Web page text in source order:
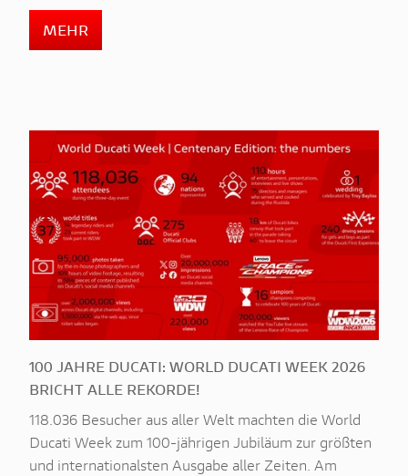
MEHR
100 JAHRE DUCATI: WORLD DUCATI WEEK 2026
BRICHT ALLE REKORDE!
118.036 Besucher aus aller Welt machten die World
Ducati Week zum 100-jährigen Jubiläum zur größten
und internationalsten Ausgabe aller Zeiten. Am